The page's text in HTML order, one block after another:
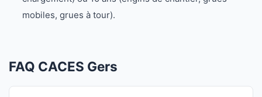
mobiles, grues à tour).
FAQ CACES Gers